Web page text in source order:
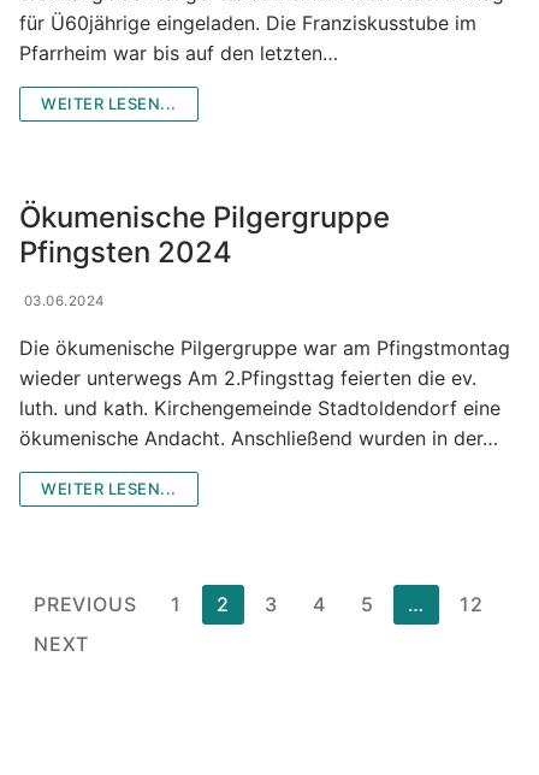
für Ü60jährige eingeladen. Die Franziskusstube im
Pfarrheim war bis auf den letzten…
WEITER LESEN...
Ökumenische Pilgergruppe
Pfingsten 2024
03.06.2024
Die ökumenische Pilgergruppe war am Pfingstmontag
wieder unterwegs Am 2.Pfingsttag feierten die ev.
luth. und kath. Kirchengemeinde Stadtoldendorf eine
ökumenische Andacht. Anschließend wurden in der…
WEITER LESEN...
Posts
pagination
PREVIOUS 1 2 3 4 5 …
12
NEXT